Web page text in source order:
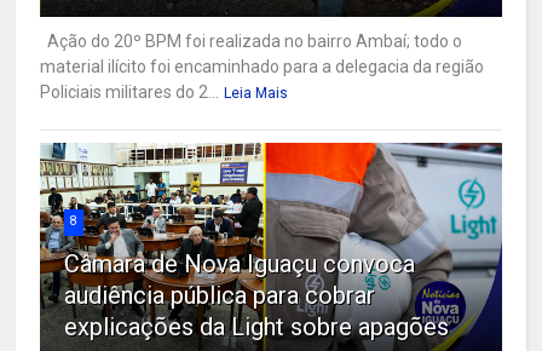
Ação do 20º BPM foi realizada no bairro Ambaí; todo o
material ilícito foi encaminhado para a delegacia da região
Policiais militares do 2... Leia Mais
8
Câmara de Nova Iguaçu convoca
audiência pública para cobrar
explicações da Light sobre apagões